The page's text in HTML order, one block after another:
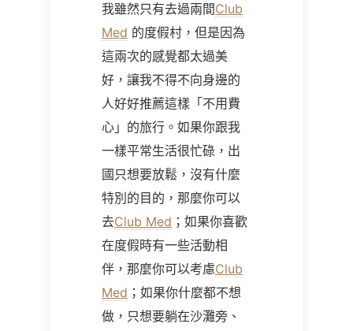
我雖然只有去過兩間Club
Med 的度假村，但是因為
這兩次的感覺都太過美
好，讓我不得不向身邊的
人好好推薦這樣「不用費
心」的旅行。如果你跟我
一樣平常生活很忙碌，出
國只想要放鬆，沒有什麼
特別的目的，那麼你可以
去Club Med ；如果你喜歡
在度假時有一些活動相
伴，那麼你可以考慮Club
Med ；如果你什麼都不想
做，只想要躺在沙灘旁、